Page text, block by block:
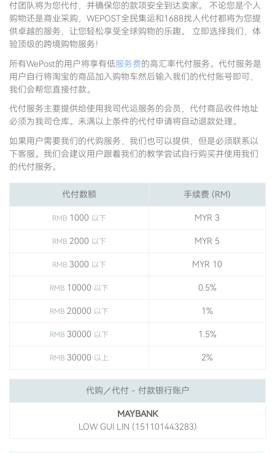
付团队将为您代付，并确保您的款项安全到达卖家。 不论您是个人
购物还是商业采购，WEPOST全民集运和1688找人代付都将为您提
供卓越的服务，让您轻松享受全球购物的乐趣。 立即选择我们，体
验顶级的跨境购物服务！
所有WePost的用户将享有低服务费的高汇率代付服务。代付服务是
用户自行将淘宝的商品加入购物车然后输入我们的代付账号即可，
我们会帮您直接付款。
代付服务主要提供给使用我司代运服务的会员，代付商品收件地址
必须为我司仓库。未满以上条件的代付申请将自动退款处理。
如果用户需要我们的代购服务，我们也可以提供，但是必须联系以
下客服。我们会建议用户跟着我们的教学尝试自行购买并使用我们
的代付服务。
代付数额 手续费 (RM)
RMB 1000 以下 MYR 3
RMB 2000 以下 MYR 5
RMB 3000 以下 MYR 10
RMB 10000 以下 0.5%
RMB 20000 以下 1%
RMB 30000 以下 1.5%
RMB 30000 以上 2%
代购／代付 - 付款银行账户
MAYBANK
LOW GUI LIN (151101443283)